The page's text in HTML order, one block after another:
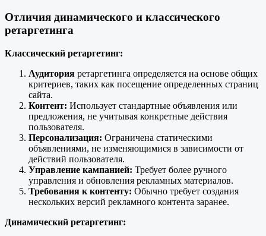
Отличия динамического и классического
ретаргетинга
Классический ретаргетинг:
Аудитория ретаргетинга определяется на основе общих
критериев, таких как посещение определенных страниц
сайта.
Контент: Использует стандартные объявления или
предложения, не учитывая конкретные действия
пользователя.
Персонализация: Ограничена статическими
объявлениями, не изменяющимися в зависимости от
действий пользователя.
Управление кампанией: Требует более ручного
управления и обновления рекламных материалов.
Требования к контенту: Обычно требует создания
нескольких версий рекламного контента заранее.
Динамический ретаргетинг: